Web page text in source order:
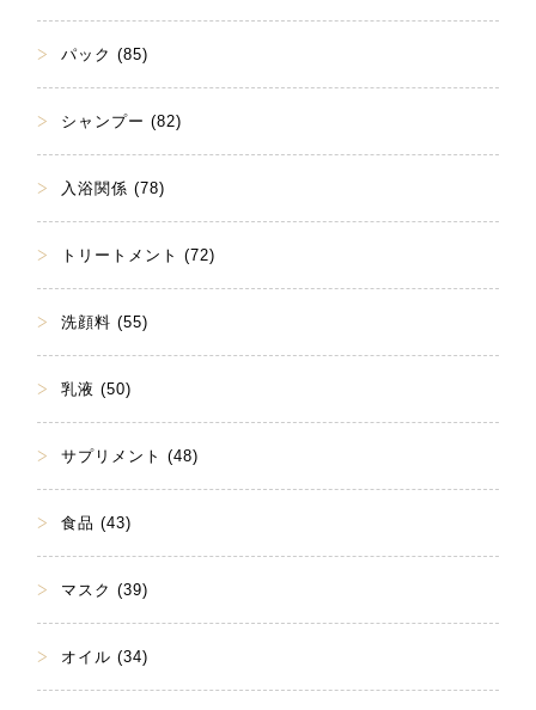
パック (85)
シャンプー (82)
入浴関係 (78)
トリートメント (72)
洗顔料 (55)
乳液 (50)
サプリメント (48)
食品 (43)
マスク (39)
オイル (34)